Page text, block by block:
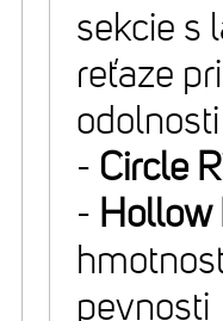
sekcie s
reťaze
odolnosti
- Circle
- Hollow
pevnosti